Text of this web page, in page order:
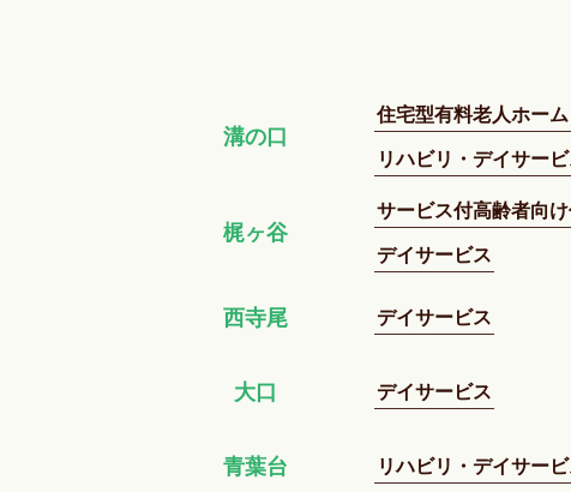
溝の口
住宅型有料老人ホーム
リハビリ・デイサー
梶ヶ谷
サービス付高齢者向
デイサービス
西寺尾 デイサービス
大口 デイサービス
青葉台 リハビリ・デイサー